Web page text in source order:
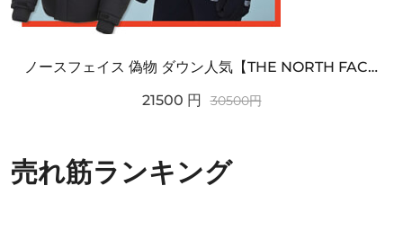
ノースフェイス 偽物 ダウン人気【THE NORTH FACE】M'S 7 SUMMIT HIM...
21500 円 30500円
売れ筋ランキング